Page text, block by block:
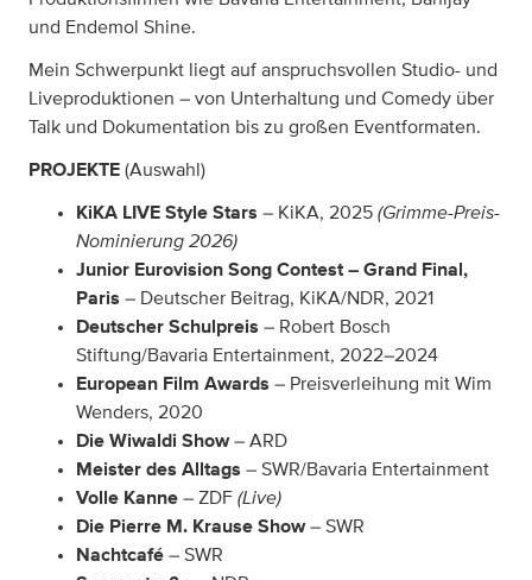
und Endemol Shine.
Mein Schwerpunkt liegt auf anspruchsvollen Studio- und
Liveproduktionen – von Unterhaltung und Comedy über
Talk und Dokumentation bis zu großen Eventformaten.
PROJEKTE (Auswahl)
KiKA LIVE Style Stars – KiKA, 2025 (Grimme-Preis-
Nominierung 2026)
Junior Eurovision Song Contest – Grand Final,
Paris – Deutscher Beitrag, KiKA/NDR, 2021
Deutscher Schulpreis – Robert Bosch
Stiftung/Bavaria Entertainment, 2022–2024
European Film Awards – Preisverleihung mit Wim
Wenders, 2020
Die Wiwaldi Show– ARD
Meister des Alltags – SWR/Bavaria Entertainment
Volle Kanne – ZDF (Live)
Die Pierre M. Krause Show– SWR
Nachtcafé – SWR